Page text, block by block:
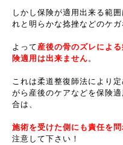
しかし保険が適用出来る範
れと明らかな捻挫などのケガ
よって産後の骨のズレによ
険適用は出来ません。
これは柔道整復師法により
がら産後のケアなどを保険
合は、
施術を受けた側にも責任を
注意して下さい！